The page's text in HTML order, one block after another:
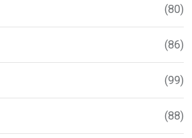
(80)
(86)
(99)
(88)